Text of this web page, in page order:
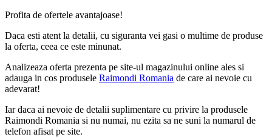
Profita de ofertele avantajoase!
Daca esti atent la detalii, cu siguranta vei gasi o multime de produse
la oferta, ceea ce este minunat.
Analizeaza oferta prezenta pe site-ul magazinului online ales si
adauga in cos produsele Raimondi Romania de care ai nevoie cu
adevarat!
Iar daca ai nevoie de detalii suplimentare cu privire la produsele
Raimondi Romania si nu numai, nu ezita sa ne suni la numarul de
telefon afisat pe site.